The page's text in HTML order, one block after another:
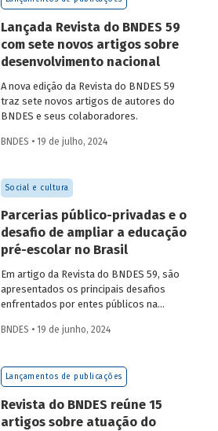
Lançada Revista do BNDES 59
com sete novos artigos sobre
desenvolvimento nacional
A nova edição da Revista do BNDES 59
traz sete novos artigos de autores do
BNDES e seus colaboradores.
BNDES • 19 de julho, 2024
Social e cultura
Parcerias público-privadas e o
desafio de ampliar a educação
pré-escolar no Brasil
Em artigo da Revista do BNDES 59, são
apresentados os principais desafios
enfrentados por entes públicos na
como aprendizados e possíveis soluções
na experiência das equipes do BNDES.
BNDES • 19 de junho, 2024
Lançamentos de publicações
Revista do BNDES reúne 15
artigos sobre atuação do